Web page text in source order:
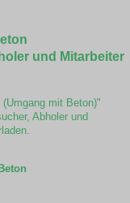
und Mitarbeiter
mit Beton)"
Abholer und